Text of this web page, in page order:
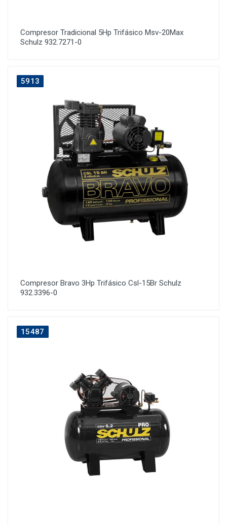
Compresor Tradicional 5Hp Trifásico Msv-20Max
Schulz 932.7271-0
5913
Compresor Bravo 3Hp Trifásico Csl-15Br Schulz
932.3396-0
15487